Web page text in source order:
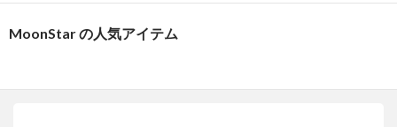
MoonStar の人気アイテム